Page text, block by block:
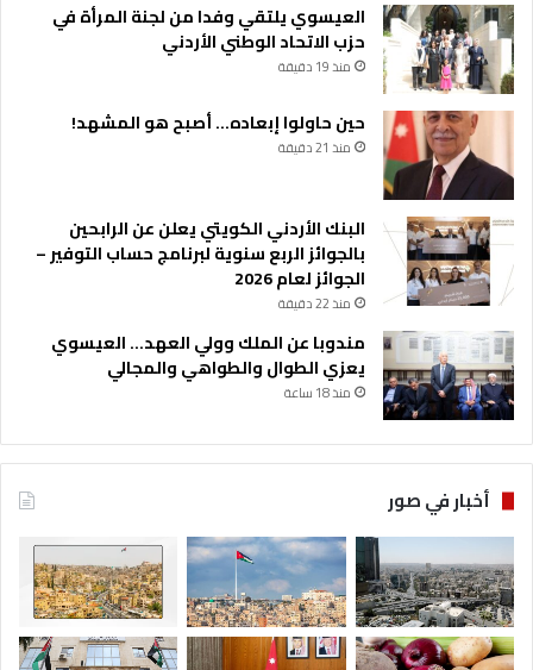
العيسوي يلتقي وفدا من لجنة المرأة في
حزب الاتحاد الوطني الأردني
منذ 19 دقيقة
حين حاولوا إبعاده… أصبح هو المشهد!
منذ 21 دقيقة
البنك الأردني الكويتي يعلن عن الرابحين
بالجوائز الربع سنوية لبرنامج حساب التوفير –
الجوائز لعام 2026
منذ 22 دقيقة
مندوبا عن الملك وولي العهد… العيسوي
يعزي الطوال والطواهي والمجالي
منذ 18 ساعة
أخبار في صور